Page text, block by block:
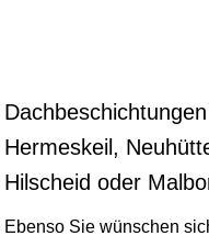
Hermeskeil,
Hilscheid oder
Ebenso Sie wünschen